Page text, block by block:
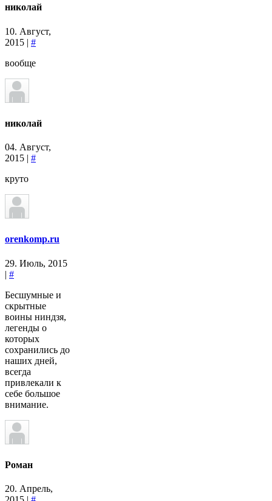
николай
10. Август,
2015 | #
вообще
николай
04. Август,
2015 | #
круто
orenkomp.ru
29. Июль, 2015
| #
Бесшумные и
скрытные
воины ниндзя,
легенды о
которых
сохранились до
наших дней,
всегда
привлекали к
себе большое
внимание.
Роман
20. Апрель,